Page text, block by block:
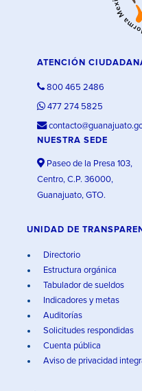
ATENCIÓN
800 465 2486
477 274 5825
NUESTRA SEDE
Paseo de la Presa 103,
Centro, C.P. 36000,
Guanajuato, GTO.
UNIDAD DE
Directorio
Estructura orgánica
Tabulador de sueldos
Indicadores y metas
Auditorías
Solicitudes respondidas
Cuenta pública
Aviso de privacidad